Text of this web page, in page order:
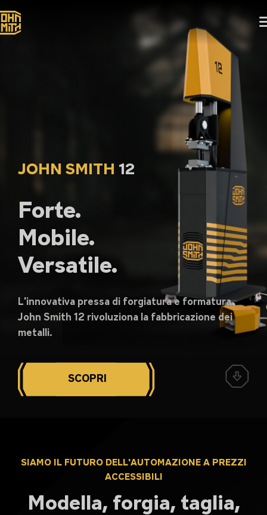
JOHN SMITH 12
Forte.
Mobile.
Versatile.
L'innovativa pressa di forgiatura e formatura
John Smith 12 rivoluziona la fabbricazione dei
metalli.
SCOPRI
SIAMO IL FUTURO DELL'AUTOMAZIONE A PREZZI
ACCESSIBILI
Modella, forgia, taglia,